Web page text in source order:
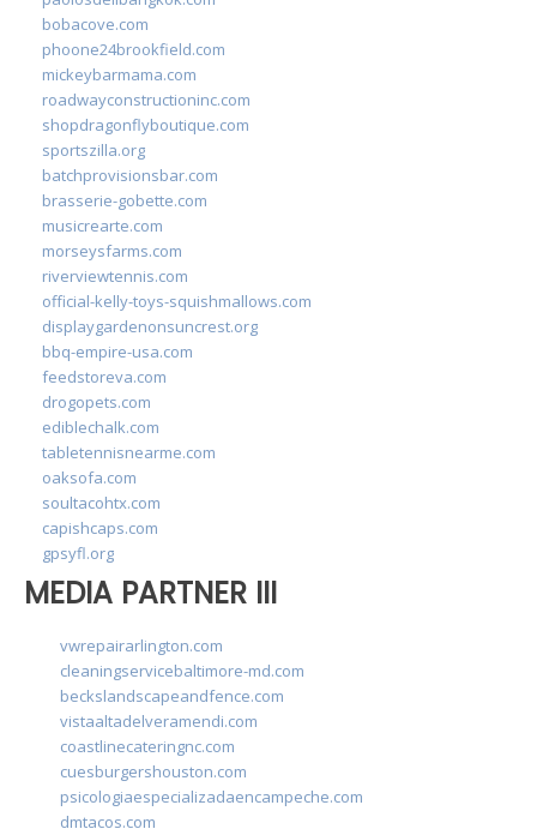
bobacove.com
phoone24brookfield.com
mickeybarmama.com
roadwayconstructioninc.com
shopdragonflyboutique.com
sportszilla.org
batchprovisionsbar.com
brasserie-gobette.com
musicrearte.com
morseysfarms.com
riverviewtennis.com
official-kelly-toys-squishmallows.com
displaygardenonsuncrest.org
bbq-empire-usa.com
feedstoreva.com
drogopets.com
ediblechalk.com
tabletennisnearme.com
oaksofa.com
soultacohtx.com
capishcaps.com
gpsyfl.org
MEDIA PARTNER III
vwrepairarlington.com
cleaningservicebaltimore-md.com
beckslandscapeandfence.com
vistaaltadelveramendi.com
coastlinecateringnc.com
cuesburgershouston.com
psicologiaespecializadaencampeche.com
dmtacos.com